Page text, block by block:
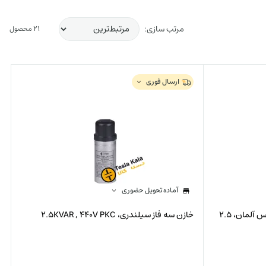
21 محصول مرتب سازی:
خازن سه فاز فشار ضعیف خشک اپکاس آلمان، 2.5
ارسال فوری
آماده تحویل حضوری
خازن سه فاز سیلندری، 2.5KVAR , 440V PKC